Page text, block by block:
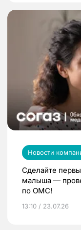
Новости
Сделайте
малыша —
по ОМС!
13:10 / 23.07.26